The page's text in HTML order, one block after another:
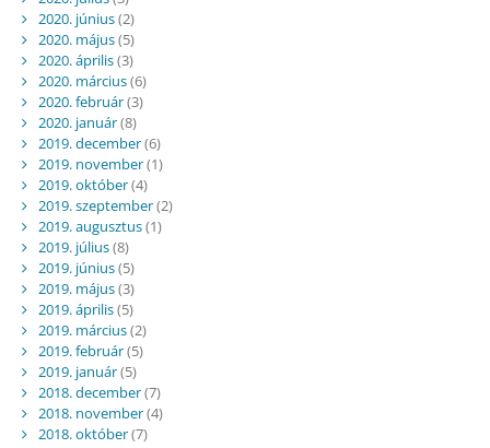
2020. június(2)
2020. május(5)
2020. április(3)
2020. március(6)
2020. február(3)
2020. január(8)
2019. december(6)
2019. november(1)
2019. október(4)
2019. szeptember(2)
2019. augusztus(1)
2019. július(8)
2019. június(5)
2019. május(3)
2019. április(5)
2019. március(2)
2019. február(5)
2019. január(5)
2018. december(7)
2018. november(4)
2018. október(7)